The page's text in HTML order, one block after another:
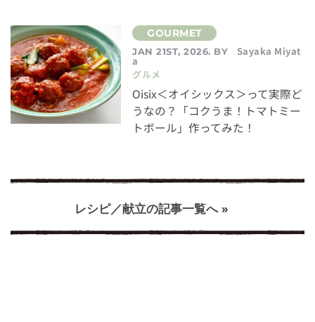
JAN 21ST, 2026. BY Sayaka Miyat
a
グルメ
Oisix＜オイシックス＞って実際ど
うなの？「コクうま！トマトミー
トボール」作ってみた！
レシピ／献立の記事一覧へ »